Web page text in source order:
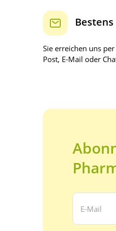
Sie erreichen uns
Post, E-Mail oder
Ihre E-Mail